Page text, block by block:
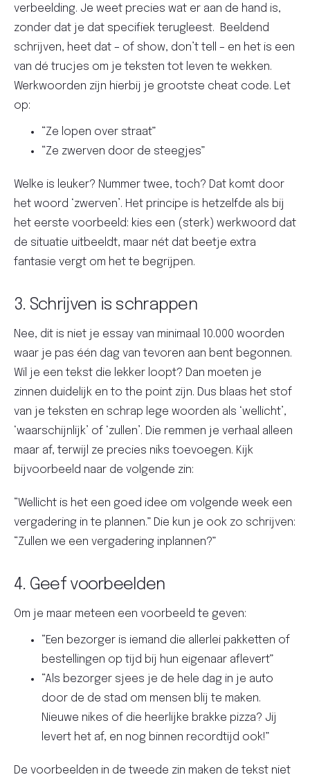
verbeelding. Je weet precies wat er aan de hand is,
zonder dat je dat specifiek terugleest. Beeldend
schrijven, heet dat – of show, don’t tell – en het is een
van dé trucjes om je teksten tot leven te wekken.
Werkwoorden zijn hierbij je grootste cheat code. Let
op:
“Ze lopen over straat”
“Ze zwerven door de steegjes”
Welke is leuker? Nummer twee, toch? Dat komt door
het woord ‘zwerven’. Het principe is hetzelfde als bij
het eerste voorbeeld: kies een (sterk) werkwoord dat
de situatie uitbeeldt, maar nét dat beetje extra
fantasie vergt om het te begrijpen.
3. Schrijven is schrappen
Nee, dit is niet je essay van minimaal 10.000 woorden
waar je pas één dag van tevoren aan bent begonnen.
Wil je een tekst die lekker loopt? Dan moeten je
zinnen duidelijk en to the point zijn. Dus blaas het stof
van je teksten en schrap lege woorden als ‘wellicht’,
‘waarschijnlijk’ of ‘zullen’. Die remmen je verhaal alleen
maar af, terwijl ze precies niks toevoegen. Kijk
bijvoorbeeld naar de volgende zin:
“Wellicht is het een goed idee om volgende week een
vergadering in te plannen.” Die kun je ook zo schrijven:
“Zullen we een vergadering inplannen?”
4. Geef voorbeelden
Om je maar meteen een voorbeeld te geven:
“Een bezorger is iemand die allerlei pakketten of
bestellingen op tijd bij hun eigenaar aflevert”
“Als bezorger sjees je de hele dag in je auto
door de de stad om mensen blij te maken.
Nieuwe nikes of die heerlijke brakke pizza? Jij
levert het af, en nog binnen recordtijd ook!”
De voorbeelden in de tweede zin maken de tekst niet